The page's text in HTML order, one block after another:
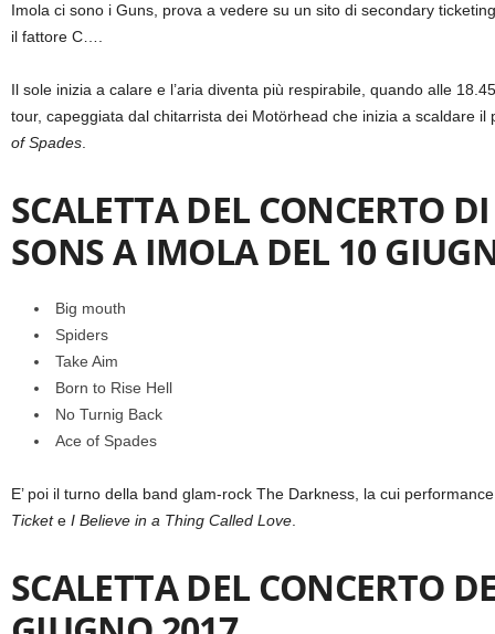
Imola ci sono i Guns, prova a vedere su un sito di secondary
il fattore C….
Il sole inizia a calare e l’aria diventa più respirabile, quando alle
tour, capeggiata dal chitarrista dei Motörhead che inizia a scaldare
of Spades
SCALETTA DEL CONCERTO
SONS A IMOLA DEL 10
Big mouth
Spiders
Take Aim
Born to Rise Hell
No Turnig Back
Ace of Spades
E’ poi il turno della band glam-rock The Darkness, la cui
Tickete I Believe in a Thing Called Love
SCALETTA DEL CONCERTO